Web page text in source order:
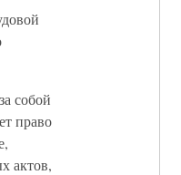
собой
право
актов,